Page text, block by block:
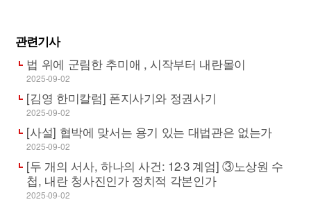
관련기사
법 위에 군림한 추미애 , 시작부터 내란몰이
2025-09-02
[김영 한미칼럼] 폰지사기와 정권사기
2025-09-02
[사설] 협박에 맞서는 용기 있는 대법관은 없는가
2025-09-02
[두 개의 서사, 하나의 사건: 12·3 계엄] ③노상원 수
첩, 내란 청사진인가 정치적 각본인가
2025-09-02